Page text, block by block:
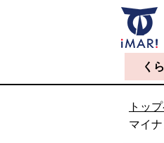
く
トッ
マイ